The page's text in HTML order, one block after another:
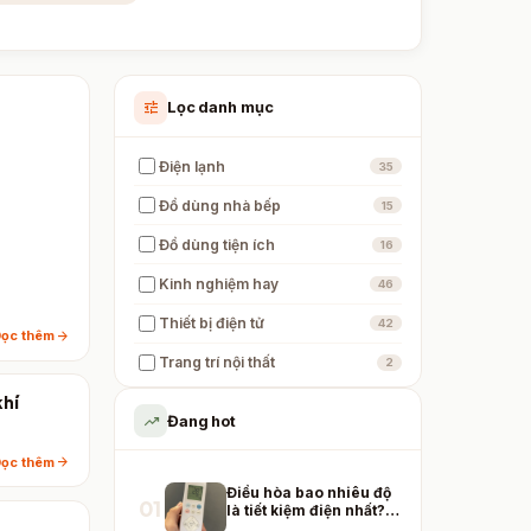
thêm arrow_forward
thêm arrow_forward
tune Lọc danh mục
Điện lạnh 35
Đồ dùng nhà bếp 15
Đồ dùng tiện ích 16
Kinh nghiệm hay 46
Thiết bị điện tử 42
Trang trí nội thất 2
trending_up Đang hot
01
Điều hòa bao nhiêu độ
là tiết kiệm điện nhất?